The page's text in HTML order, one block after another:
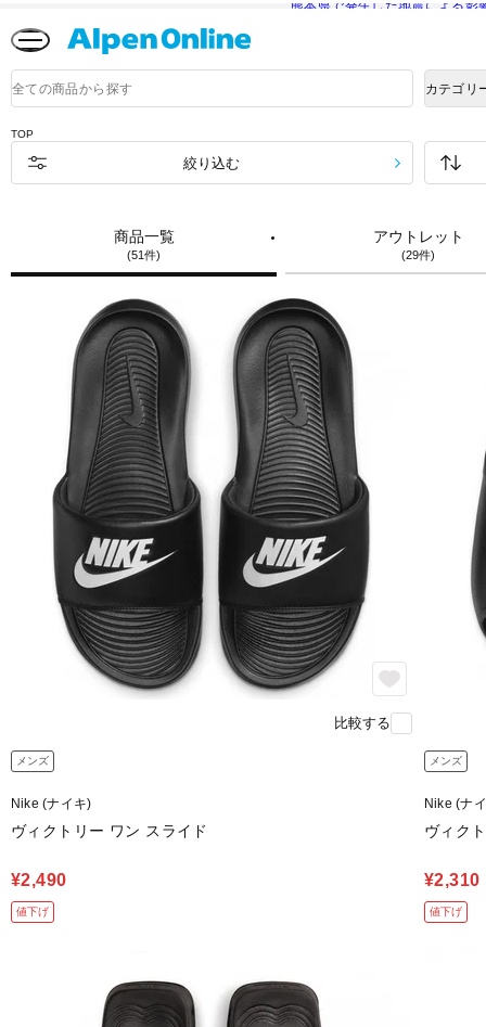
熊本県で発生した地震による影
品
検
カテゴリ
TOP
商品一覧
(51件)
アウトレット
(29件)
絞り込む
比較する
メンズ
Nike (ナイキ)
ヴィクトリー ワン スライド
¥2,490
値下げ
メンズ
Nike (ナ
ヴィク
¥2,310
値下げ